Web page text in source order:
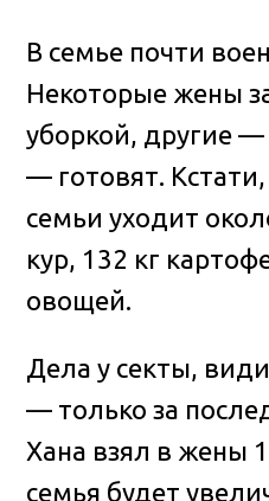
В семье почти
Некоторые жены
уборкой, другие —
— готовят.
семьи уходит
кур, 132 кг
овощей.
Дела у секты,
— только за
Хана взял в жены
семья будет